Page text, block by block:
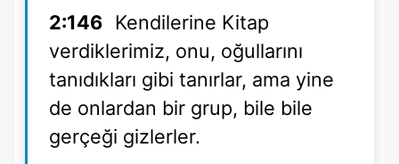
2:146
Kendilerine Kitap
verdiklerimiz, onu, oğullarını
tanıdıkları gibi tanırlar, ama yine
de onlardan bir grup, bile bile
gerçeği gizlerler.